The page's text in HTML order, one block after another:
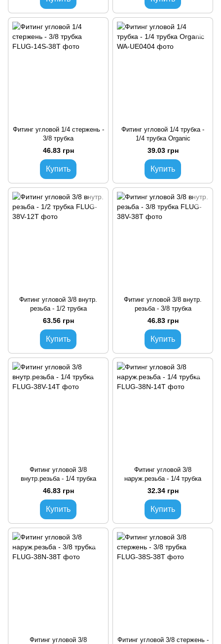
Фитинг угловой 1/4 стержень -
3/8 трубка
46.83 грн
Купить
Фитинг угловой 1/4 трубка -
1/4 трубка Organic
39.03 грн
Купить
Фитинг угловой 3/8 внутр.
резьба - 1/2 трубка
63.56 грн
Купить
Фитинг угловой 3/8 внутр.
резьба - 3/8 трубка
46.83 грн
Купить
Фитинг угловой 3/8
внутр.резьба - 1/4 трубка
46.83 грн
Купить
Фитинг угловой 3/8
наруж.резьба - 1/4 трубка
32.34 грн
Купить
Фитинг угловой 3/8
Фитинг угловой 3/8 стержень -